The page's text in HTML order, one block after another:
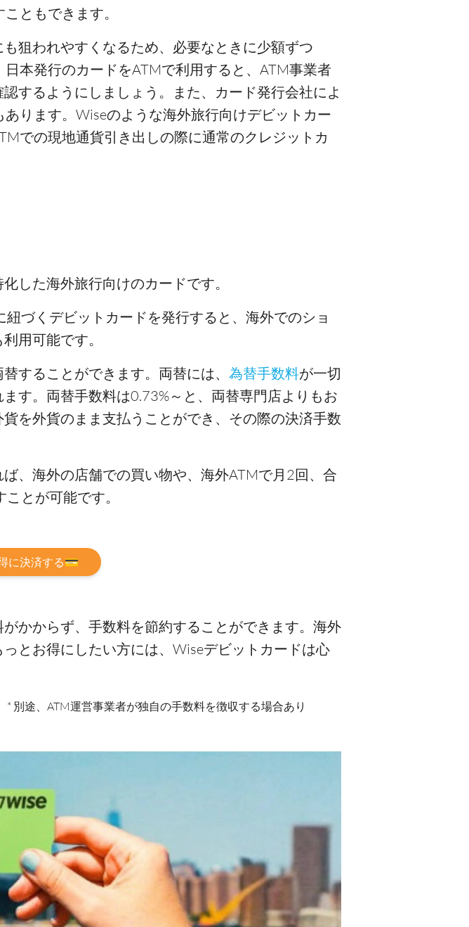
ともできます。
狙われやすくなるため、必要なときに少額ずつ
本発行のカードをATMで利用すると、ATM事業者
するようにしましょう。また、カード発行会社によ
ります。Wiseのような海外旅行向けデビットカー
での現地通貨引き出しの際に通常のクレジットカ
した海外旅行向けのカードです。
づくデビットカードを発行すると、海外でのショ
用可能です。
することができます。両替には、 為替手数料が一切
す。両替手数料は0.73%～と、両替専門店よりもお
を外貨のまま支払うことができ、その際の決済手数
、海外の店舗での買い物や、海外ATMで月2回、合
とが可能です。
に決済する💳
かからず、手数料を節約することができます。海外
とお得にしたい方には、Wiseデビットカードは心
別途、ATM運営事業者が独自の手数料を徴収する場合あり